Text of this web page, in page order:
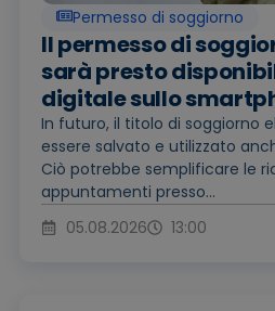
Permesso di soggiorno
Il permesso di
sarà presto
digitale sullo
In futuro, il titolo di soggiorno
essere salvato e utilizzato
Ciò potrebbe semplificare le
appuntamenti presso...
05.08.2026
13:00